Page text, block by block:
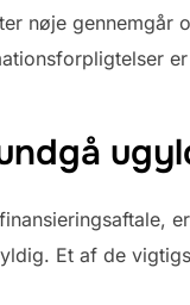
nøje gennemgår
Et af de